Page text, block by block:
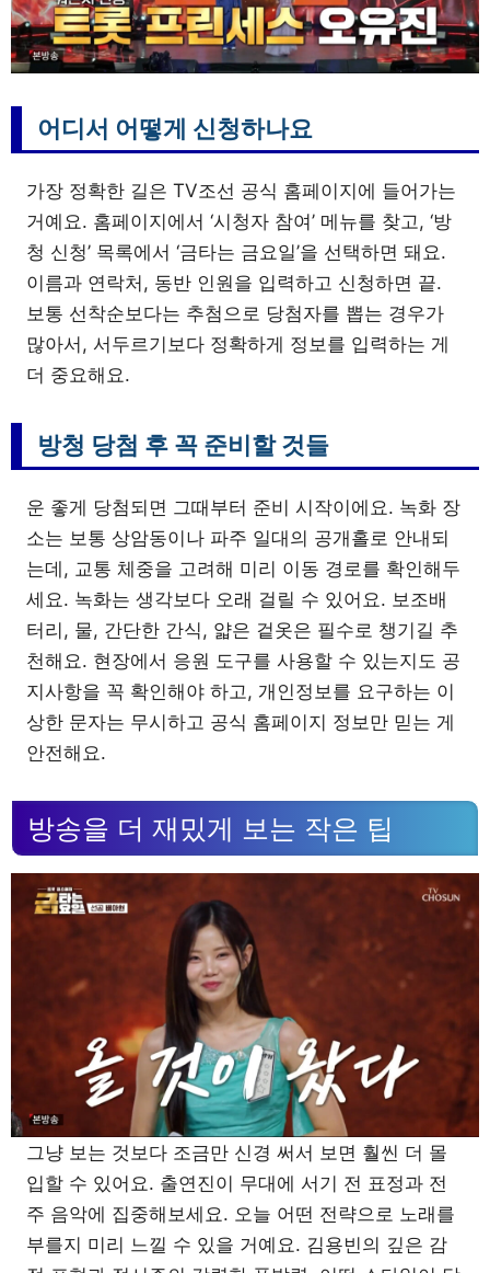
어디서 어떻게 신청하나요
가장 정확한 길은 TV조선 공식 홈페이지에 들어가는
거예요. 홈페이지에서 ‘시청자 참여’ 메뉴를 찾고, ‘방
청 신청’ 목록에서 ‘금타는 금요일’을 선택하면 돼요.
이름과 연락처, 동반 인원을 입력하고 신청하면 끝.
보통 선착순보다는 추첨으로 당첨자를 뽑는 경우가
많아서, 서두르기보다 정확하게 정보를 입력하는 게
더 중요해요.
방청 당첨 후 꼭 준비할 것들
운 좋게 당첨되면 그때부터 준비 시작이에요. 녹화 장
소는 보통 상암동이나 파주 일대의 공개홀로 안내되
는데, 교통 체중을 고려해 미리 이동 경로를 확인해두
세요. 녹화는 생각보다 오래 걸릴 수 있어요. 보조배
터리, 물, 간단한 간식, 얇은 겉옷은 필수로 챙기길 추
천해요. 현장에서 응원 도구를 사용할 수 있는지도 공
지사항을 꼭 확인해야 하고, 개인정보를 요구하는 이
상한 문자는 무시하고 공식 홈페이지 정보만 믿는 게
안전해요.
방송을 더 재밌게 보는 작은 팁
그냥 보는 것보다 조금만 신경 써서 보면 훨씬 더 몰
입할 수 있어요. 출연진이 무대에 서기 전 표정과 전
주 음악에 집중해보세요. 오늘 어떤 전략으로 노래를
부를지 미리 느낄 수 있을 거예요. 김용빈의 깊은 감